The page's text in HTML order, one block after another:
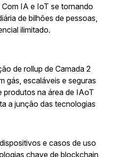
IA e IoT se tornando
de bilhões de pessoas,
ilimitado.
de rollup de Camada 2
gás, escaláveis e seguras
produtos na área de IAoT
a junção das tecnologias
e casos de uso
chave de blockchain